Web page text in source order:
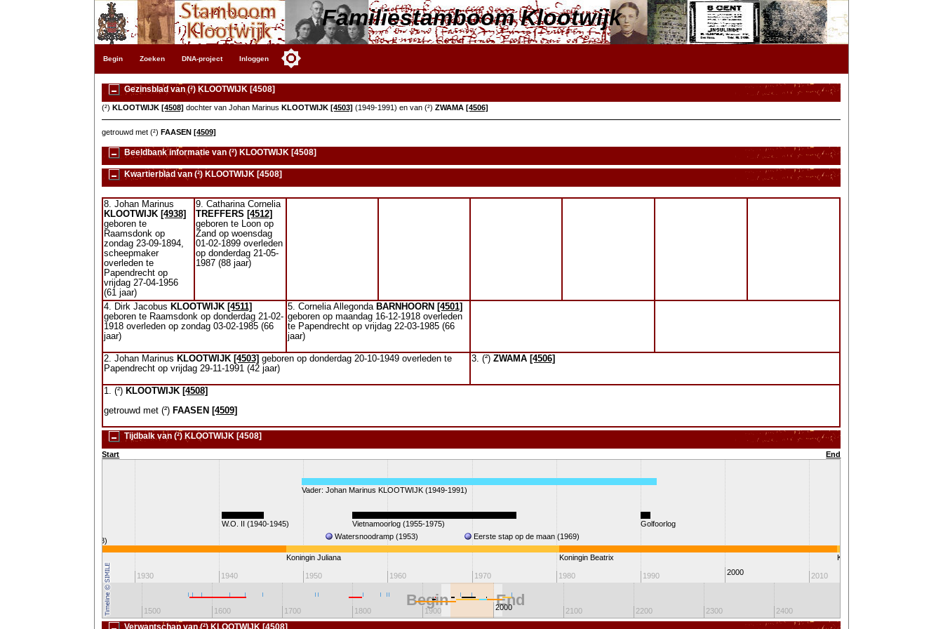
Familiestamboom Klootwijk
Begin Zoeken DNA-project Inloggen
Gezinsblad van (²) KLOOTWIJK [4508]
(²)KLOOTWIJK [4508] dochter van Johan MarinusKLOOTWIJK [4503] (1949-1991) en van (²)ZWAMA [4506]
getrouwd met (²)FAASEN [4509]
Beeldbank informatie van (²) KLOOTWIJK [4508]
Kwartierblad van (²) KLOOTWIJK [4508]
8. Johan Marinus
KLOOTWIJK [4938]
geboren te
Raamsdonk op
zondag 23-09-1894,
scheepmaker
overleden te
Papendrecht op
vrijdag 27-04-1956
(61 jaar)
9. Catharina Cornelia
TREFFERS [4512]
geboren te Loon op
Zand op woensdag
01-02-1899 overleden
op donderdag 21-05-
1987 (88 jaar)
4. Dirk Jacobus KLOOTWIJK [4511]
geboren te Raamsdonk op donderdag 21-02-
1918 overleden op zondag 03-02-1985 (66
jaar)
5. Cornelia Allegonda BARNHOORN [4501]
geboren op maandag 16-12-1918 overleden
te Papendrecht op vrijdag 22-03-1985 (66
jaar)
2. Johan Marinus KLOOTWIJK [4503] geboren op donderdag 20-10-1949 overleden te
Papendrecht op vrijdag 29-11-1991 (42 jaar)
3. (²)ZWAMA [4506]
1. (²) KLOOTWIJK [4508]
getrouwd met (²) FAASEN [4509]
Tijdbalk van (²) KLOOTWIJK [4508]
Start End
1930 1940 1950 1960 1970 1980 1990 2000 2010
Koning Willem-Alexander
Golfoorlog
Koningin Beatrix
Eerste stap op de maan (1969)
Vietnamoorlog (1955-1975)
Watersnoodramp (1953)
Vader: Johan Marinus KLOOTWIJK (1949-1991)
Koningin Juliana
W.O. II (1940-1945)
Spaanse griep (1918)
1500 1600 1700 1800 1900 2000 2100 2200 2300 2400
Begin End
Verwantschap van (²) KLOOTWIJK [4508]